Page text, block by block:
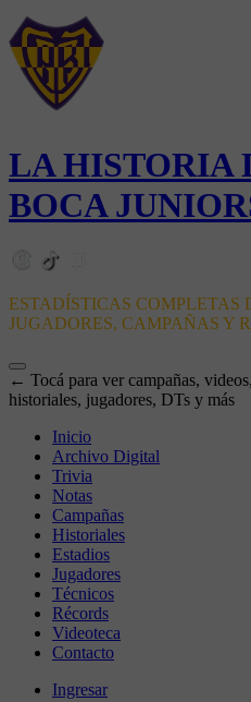
LA HISTORIA
BOCA
ESTADÍSTICAS COMPLETAS
JUGADORES, CAMPAÑAS Y
← Tocá para ver campañas, videos,
historiales, jugadores, DTs y más
Inicio
Archivo Digital
Trivia
Notas
Campañas
Historiales
Estadios
Jugadores
Técnicos
Récords
Videoteca
Contacto
Ingresar